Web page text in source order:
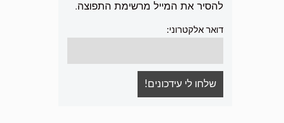
להסיר את המייל מרשימת התפוצה.
דואר אלקטרוני: